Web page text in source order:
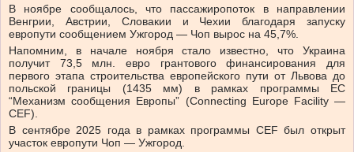
В ноябре сообщалось, что пассажиропоток в направлении
Венгрии, Австрии, Словакии и Чехии благодаря запуску
европути сообщением Ужгород — Чоп вырос на 45,7%.
Напомним, в начале ноября стало известно, что Украина
получит 73,5 млн. евро грантового финансирования для
первого этапа строительства европейского пути от Львова до
польской границы (1435 мм) в рамках программы ЕС
“Механизм сообщения Европы” (Connecting Europe Facility —
CEF).
В сентябре 2025 года в рамках программы CEF был открыт
участок европути Чоп — Ужгород.